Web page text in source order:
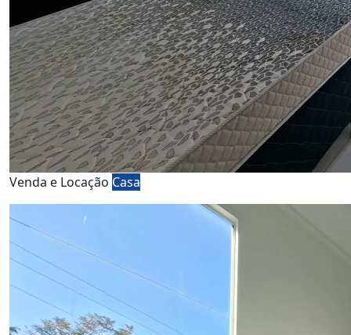
Venda e Locação Casa